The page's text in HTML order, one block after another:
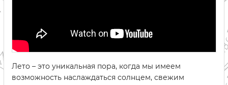
Лето – это уникальная пора, когда мы имеем
возможность наслаждаться солнцем, свежим